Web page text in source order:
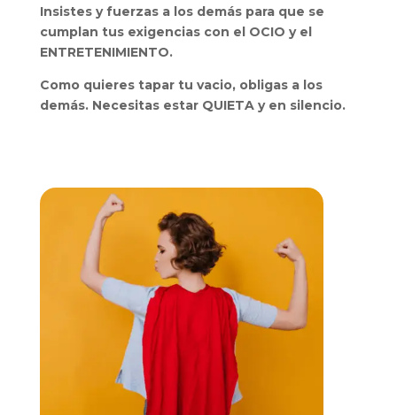
Insistes y fuerzas a los demás para que se
cumplan tus exigencias con el OCIO y el
ENTRETENIMIENTO.
Como quieres tapar tu vacio, obligas a los
demás. Necesitas estar QUIETA y en silencio.